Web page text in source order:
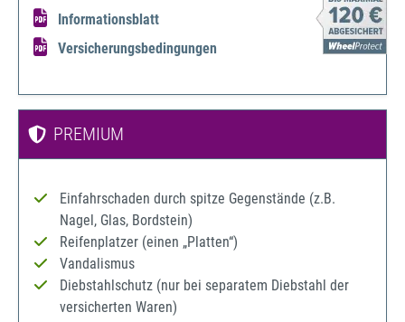
Informationsblatt
Versicherungsbedingungen
PREMIUM
Einfahrschaden durch spitze Gegenstände (z.B.
Nagel, Glas, Bordstein)
Reifenplatzer (einen „Platten“)
Vandalismus
Diebstahlschutz (nur bei separatem Diebstahl der
versicherten Waren)